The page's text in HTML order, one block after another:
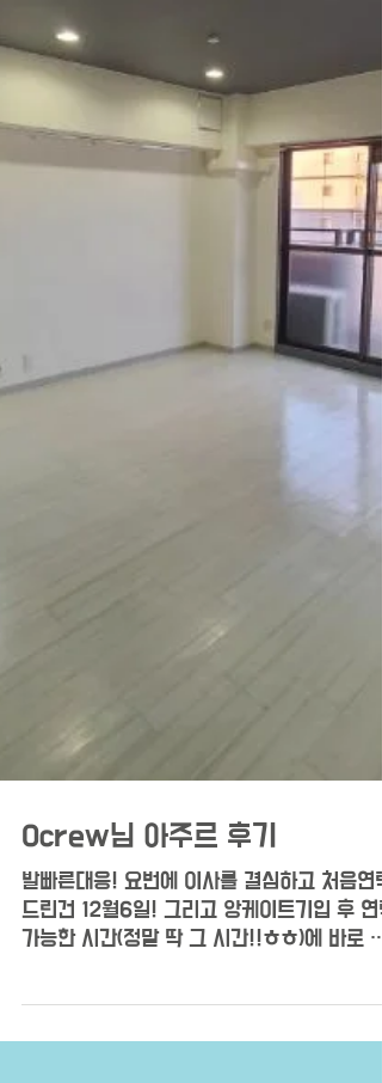
Ocrew님 아주르 후기
드린건 12월6일! 그리고 앙케이트기입 후 연